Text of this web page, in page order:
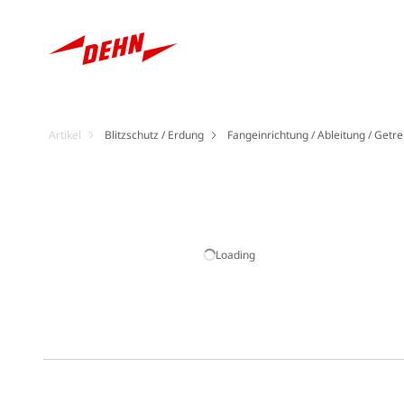
Artikel Blitzschutz / Erdung Fangeinrichtung / Ableitung /
Loading